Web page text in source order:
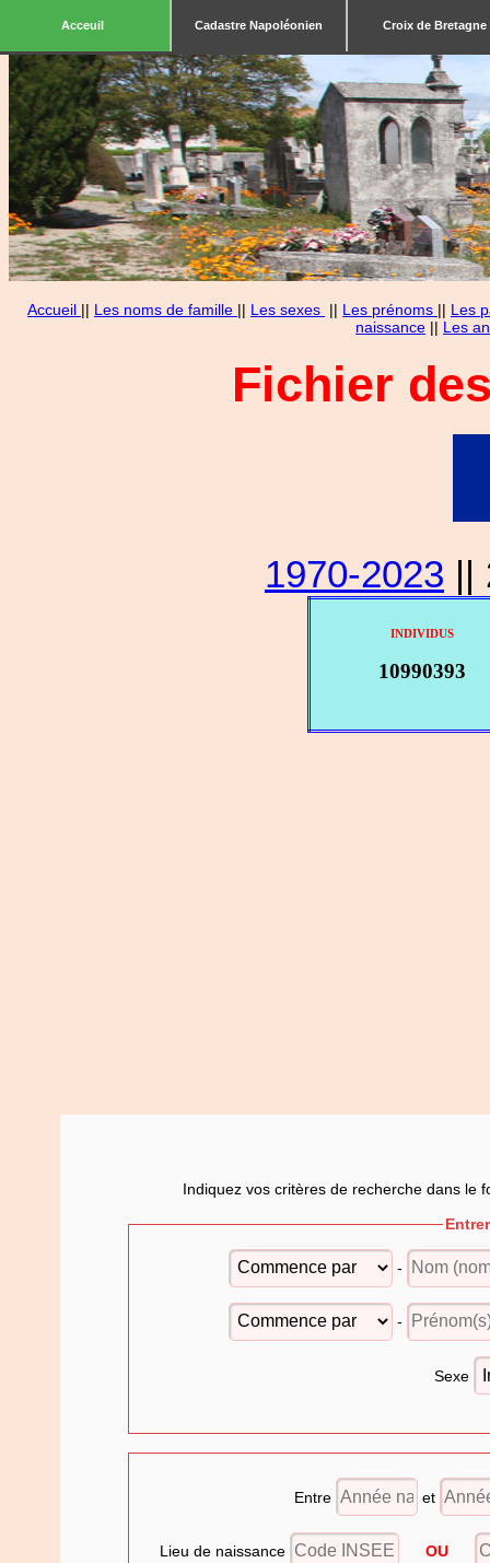
Acceuil Cadastre Napoléonien Croix de Bretagne
Accueil || Les noms de famille || Les sexes || Les prénoms || Les
naissance || Les
Fichier
1970-2023 ||
INDIVIDUS
10990393
Indiquez vos critères de recherche dans le
-
-
Sexe
Entre et
Lieu de naissance OU